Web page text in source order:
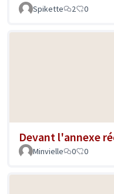
Spikette 2 0
Devant l'annexe
Minvielle 0 0